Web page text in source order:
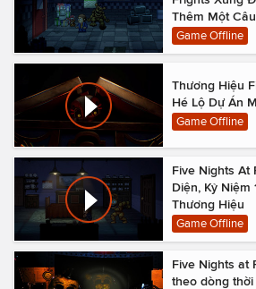
Thêm Một
Game Offline
Thương Hiệu
Hé Lộ Dự Án
Game Offline
Five Nights At
Diện, Kỷ Niệm
Thương Hiệu
Game Offline
Five Nights at
theo dòng